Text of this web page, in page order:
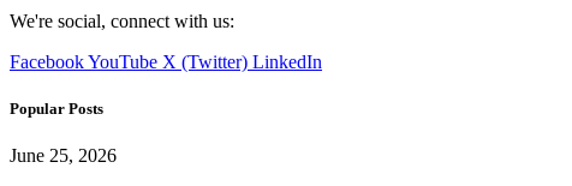
We're social, connect with us:
FacebookYouTube X (Twitter) LinkedIn
Popular Posts
June 25, 2026